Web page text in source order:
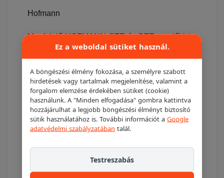
Hofmann
Megfelelő HOFMANN GTE és BTE emelőkhöz
Eredeti HOFMANN alkatrész.
Cikkszám: 1701295
Ára: 9.066,- + Áfa/db
9 066 Ft
Ajánlatkéréshez adom
Ez a weboldal sütiket használ.
A böngészési élmény fokozása, a személyre szabott
hirdetések vagy tartalmak megjelenítése, valamint a
forgalom elemzése érdekében sütiket (cookie)
használunk. A "Minden elfogadása" gombra kattintva
hozzájárulhat a legjobb böngészési élményt biztosító
sütik használatához is. További információt a Google
adatvédelmi szabályzatában talál.
Testreszabás